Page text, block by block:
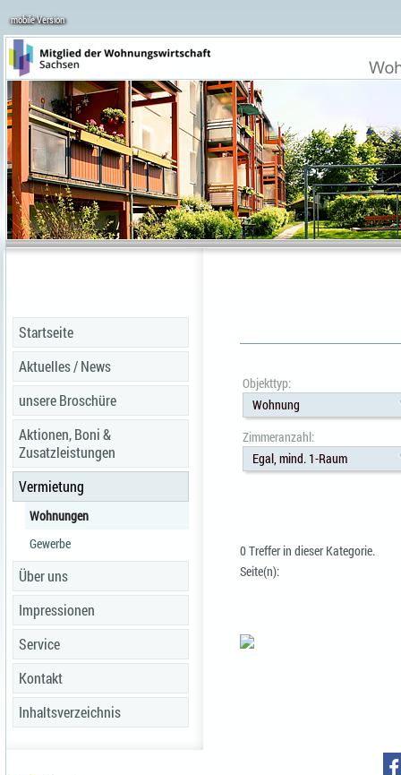
mobile Version
Startseite
Aktuelles / News
unsere Broschüre
Aktionen, Boni &
Zusatzleistungen
Vermietung
Wohnungen
Gewerbe
Über uns
Impressionen
Service
Kontakt
Inhaltsverzeichnis
Objekttyp:
Wohnung
Zimmeranzahl:
Egal, mind. 1-Raum
0 Treffer in dieser Kategorie.
Seite(n):